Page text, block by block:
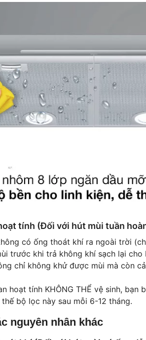
tính (Đối với hút mùi tuần
có ống thoát khí ra ngoài trời
trước khi trả không khí sạch lại
chỉ không khử được mùi mà còn
hoạt tính KHÔNG THỂ vệ sinh, bạn
bộ lọc này sau mỗi 6-12 tháng.
nguyên nhân khác